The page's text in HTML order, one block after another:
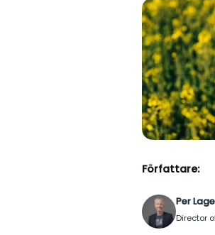
Författare:
Per
Director